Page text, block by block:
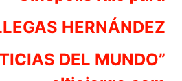
HERNÁNDEZ
DEL MUNDO”